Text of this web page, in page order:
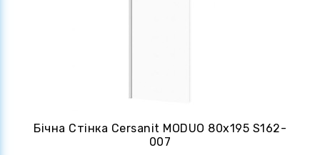
Бічна Стінка Cersanit MODUO 80х195 S162-
007